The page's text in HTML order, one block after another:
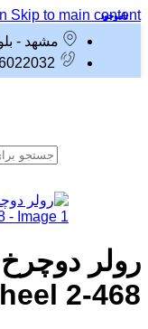
Skip to main content
مشهد -
- 09154159098
2-468
ناموجود
ناموجود